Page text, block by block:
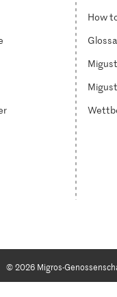
How
© 2026 Migros-